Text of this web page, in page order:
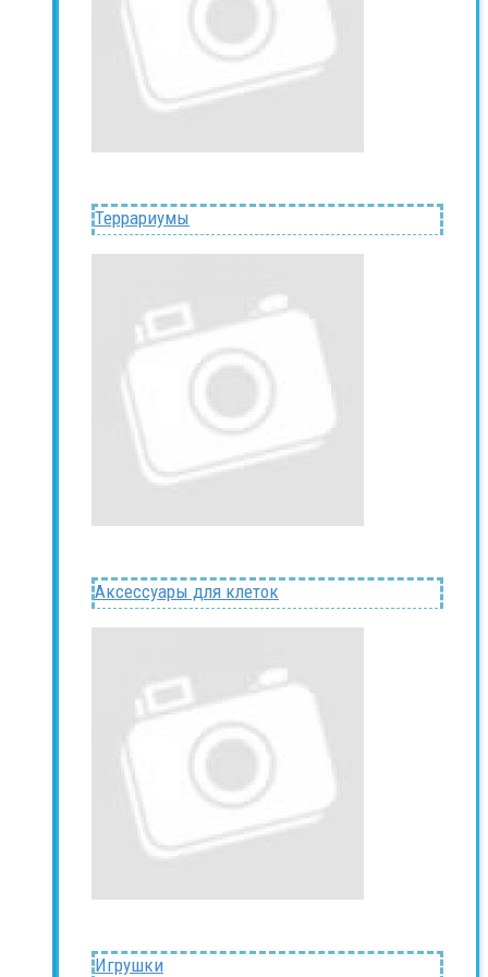
Террариумы
Аксессуары для клеток
Игрушки